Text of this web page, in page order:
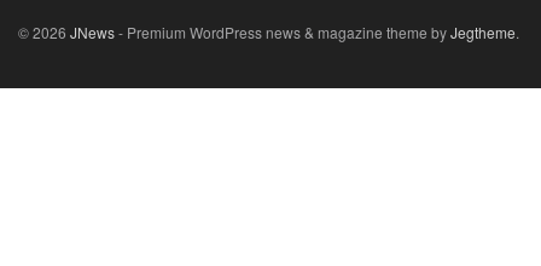
© 2026 JNews- Premium WordPress news & magazine theme byJegtheme.